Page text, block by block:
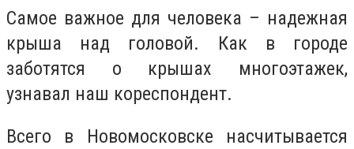
Самое важное для человека – надежная
крыша над головой. Как в городе
заботятся о крышах многоэтажек,
узнавал наш кореспондент.
Всего в Новомосковске насчитывается